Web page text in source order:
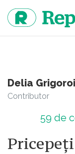
continut
Delia
Contributor
59 de